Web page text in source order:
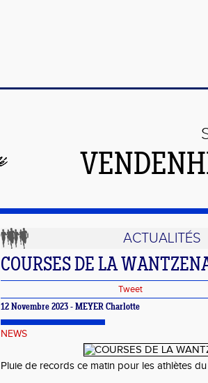
ACTUALITÉS
COURSES DE LA
Tweet
12 Novembre 2023 - MEYER Charlotte
NEWS
Pluie de records ce matin pour les athlètes